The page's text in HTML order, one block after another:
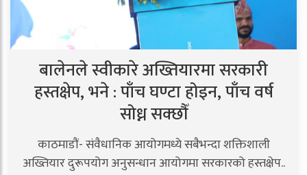
बालेनले स्वीकारे अख्तियारमा सरकारी
हस्तक्षेप, भने : पाँच घण्टा होइन, पाँच वर्ष
सोध्न सक्छौँ
काठमाडौं- संवैधानिक आयोगमध्ये सबैभन्दा शक्तिशाली
अख्तियार दुरूपयोग अनुसन्धान आयोगमा सरकारको हस्तक्षेप..